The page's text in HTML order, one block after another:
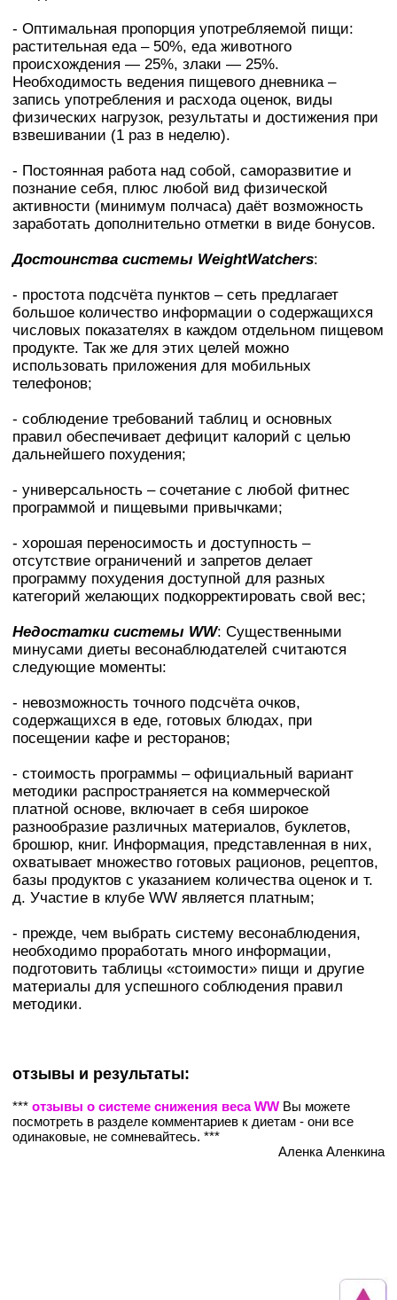
- Оптимальная пропорция употребляемой пищи:
растительная еда – 50%, еда животного
происхождения — 25%, злаки — 25%.
Необходимость ведения пищевого дневника –
запись употребления и расхода оценок, виды
физических нагрузок, результаты и достижения при
взвешивании (1 раз в неделю).
- Постоянная работа над собой, саморазвитие и
познание себя, плюс любой вид физической
активности (минимум полчаса) даёт возможность
заработать дополнительно отметки в виде бонусов.
Достоинства системы WeightWatchers:
- простота подсчёта пунктов – сеть предлагает
большое количество информации о содержащихся
числовых показателях в каждом отдельном пищевом
продукте. Так же для этих целей можно
использовать приложения для мобильных
телефонов;
- соблюдение требований таблиц и основных
правил обеспечивает дефицит калорий с целью
дальнейшего похудения;
- универсальность – сочетание с любой фитнес
программой и пищевыми привычками;
- хорошая переносимость и доступность –
отсутствие ограничений и запретов делает
программу похудения доступной для разных
категорий желающих подкорректировать свой вес;
Недостатки системы WW: Существенными
минусами диеты весонаблюдателей считаются
следующие моменты:
- невозможность точного подсчёта очков,
содержащихся в еде, готовых блюдах, при
посещении кафе и ресторанов;
- стоимость программы – официальный вариант
методики распространяется на коммерческой
платной основе, включает в себя широкое
разнообразие различных материалов, буклетов,
брошюр, книг. Информация, представленная в них,
охватывает множество готовых рационов, рецептов,
базы продуктов с указанием количества оценок и т.
д. Участие в клубе WW является платным;
- прежде, чем выбрать систему весонаблюдения,
необходимо проработать много информации,
подготовить таблицы «стоимости» пищи и другие
материалы для успешного соблюдения правил
методики.
отзывы и результаты:
*** отзывы о системе снижения веса WW Вы можете
посмотреть в разделе комментариев к диетам - они все
одинаковые, не сомневайтесь. ***
Аленка Аленкина